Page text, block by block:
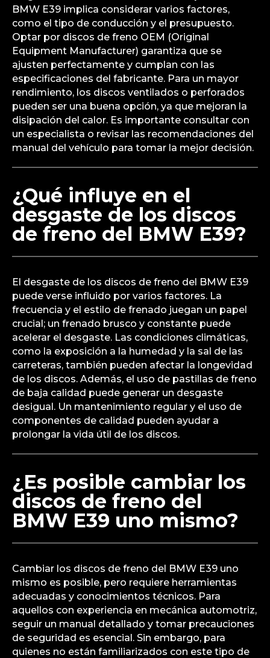
BMW E39 implica considerar varios factores,
como el tipo de conducción y el presupuesto.
Optar por discos de freno OEM (Original
Equipment Manufacturer) garantiza que se
ajusten perfectamente y cumplan con las
especificaciones del fabricante. Para un mayor
rendimiento, los discos ventilados o perforados
pueden ser una buena opción, ya que mejoran la
disipación del calor. Es importante consultar con
un especialista o revisar las recomendaciones del
manual del vehículo para tomar la mejor decisión.
¿Qué influye en el
desgaste de los discos
de freno del BMW E39?
El desgaste de los discos de freno del BMW E39
puede verse influido por varios factores. La
frecuencia y el estilo de frenado juegan un papel
crucial; un frenado brusco y constante puede
acelerar el desgaste. Las condiciones climáticas,
como la exposición a la humedad y la sal de las
carreteras, también pueden afectar la longevidad
de los discos. Además, el uso de pastillas de freno
de baja calidad puede generar un desgaste
desigual. Un mantenimiento regular y el uso de
componentes de calidad pueden ayudar a
prolongar la vida útil de los discos.
¿Es posible cambiar los
discos de freno del
BMW E39 uno mismo?
Cambiar los discos de freno del BMW E39 uno
mismo es posible, pero requiere herramientas
adecuadas y conocimientos técnicos. Para
aquellos con experiencia en mecánica automotriz,
seguir un manual detallado y tomar precauciones
de seguridad es esencial. Sin embargo, para
quienes no están familiarizados con este tipo de